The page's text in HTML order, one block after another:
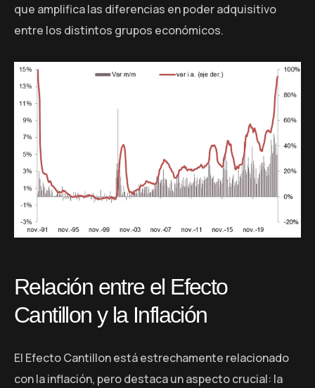
que amplifica las diferencias en poder adquisitivo
entre los distintos grupos económicos.
Relación entre el Efecto
Cantillon y la Inflación
El Efecto Cantillon está estrechamente relacionado
con la inflación, pero destaca un aspecto crucial: la